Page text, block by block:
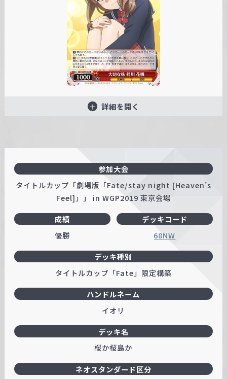
詳細を開く
参加大会
タイトルカップ「劇場版「Fate/stay night [Heaven’s
Feel]」」 in WGP2019 東京会場
成績
優勝
ハンドルネーム
イオリ
デッキコード
68NW
デッキ名
桜か桜島か
デッキ種別
タイトルカップ「Fate」限定構築
ネオスタンダード区分